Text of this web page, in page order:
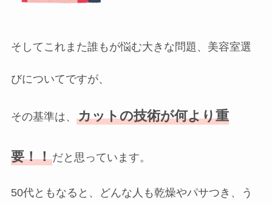
そしてこれまた誰もが悩む大きな問題、美容室選
びについてですが、
その基準は、 カットの技術が何より重
要！！だと思っています。
50代ともなると、どんな人も乾燥やパサつき、う